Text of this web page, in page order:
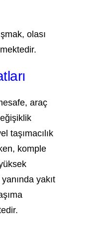
olası
araç
taşımacılık
komple
yakıt